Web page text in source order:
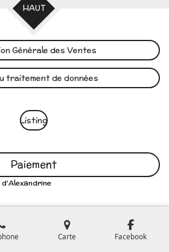
HAUT
Générale des Ventes
traitement de données
Listing
Paiement
Carte Facebook